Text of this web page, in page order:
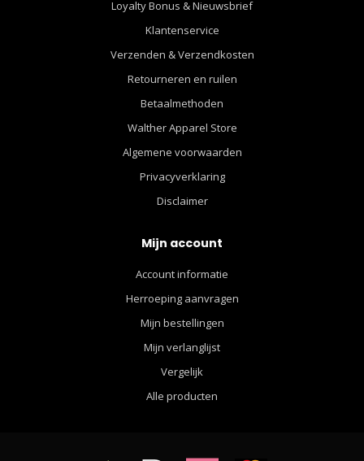
Loyalty Bonus & Nieuwsbrief
Klantenservice
Verzenden & Verzendkosten
Retourneren en ruilen
Betaalmethoden
Walther Apparel Store
Algemene voorwaarden
Privacyverklaring
Disclaimer
Mijn account
Account informatie
Herroeping aanvragen
Mijn bestellingen
Mijn verlanglijst
Vergelijk
Alle producten